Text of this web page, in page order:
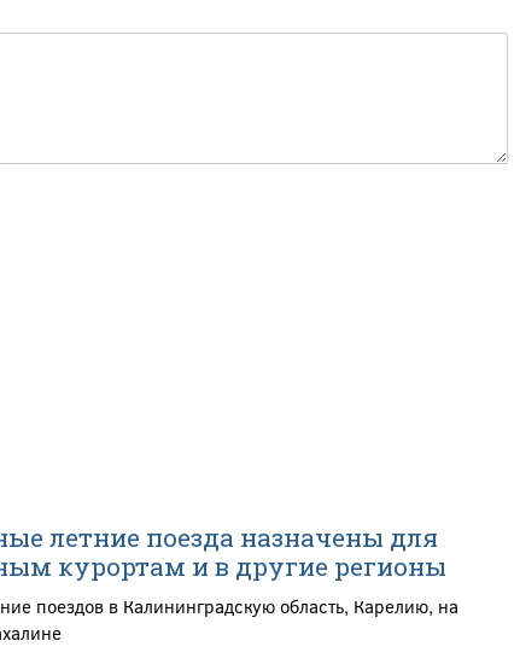
летние поезда назначены для
курортам и в другие регионы
поездов в Калининградскую область, Карелию, на